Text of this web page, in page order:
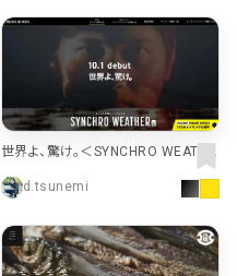
世界よ、驚け。＜SYNCHRO WEATHE
R＞10.1DEBUT｜【DUNLOP】ダンロ
ップタイヤ 公式
d.tsunemi